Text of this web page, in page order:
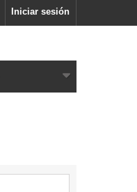
Iniciar sesión